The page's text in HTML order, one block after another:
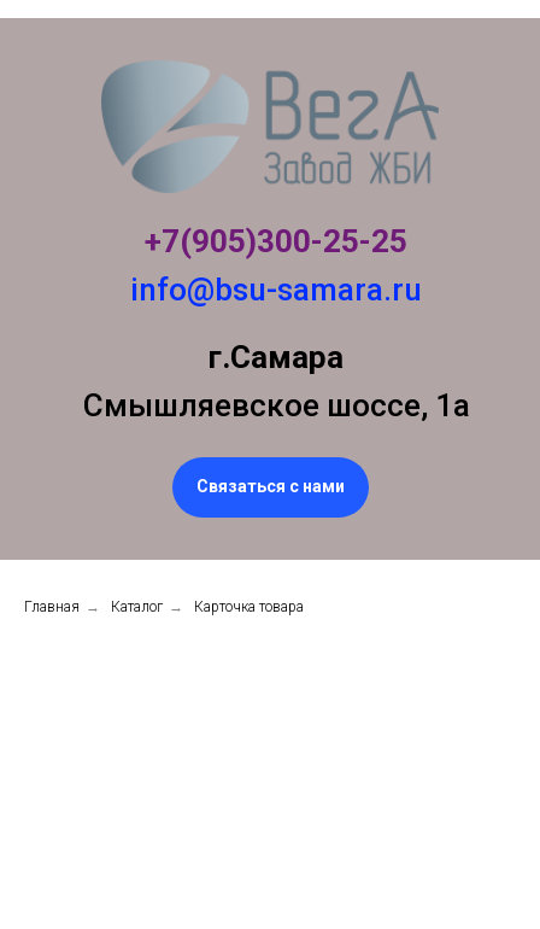
+7(905)300-25-25
info@bsu-samara.ru
г.Самара
Смышляевское шоссе, 1а
Связаться с нами
Главная → Каталог → Карточка товара